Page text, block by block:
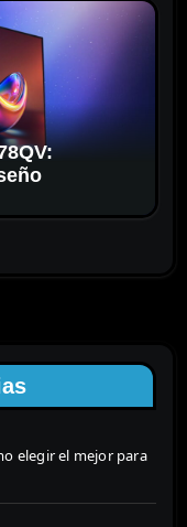
elegir el mejor para